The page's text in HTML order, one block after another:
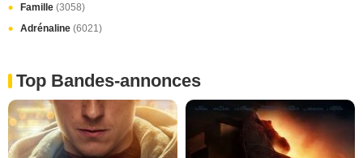
Famille (3058)
Adrénaline (6021)
Top Bandes-annonces